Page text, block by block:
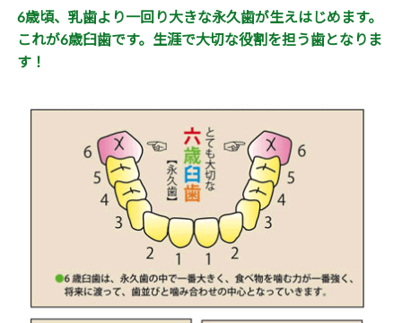
6歳頃、乳歯より一回り大きな永久歯が生えはじめます。
これが6歳臼歯です。生涯で大切な役割を担う歯となりま
す！